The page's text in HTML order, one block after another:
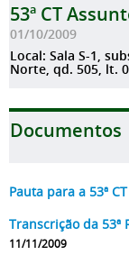
53ª CT
01/10/2009
Local: Sala S-1,
Norte, qd. 505, lt.
Documentos
Pauta para a 53ª
Transcrição da 53ª
11/11/2009